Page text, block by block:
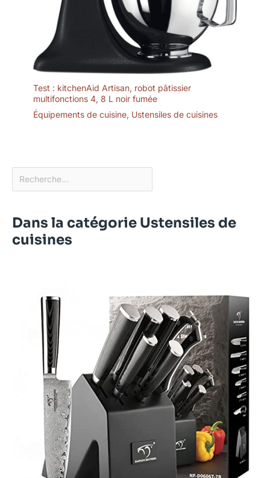
Test : kitchenAid Artisan, robot pâtissier
multifonctions 4, 8 L noir fumée
Équipements de cuisine, Ustensiles de cuisines
Dans la catégorie Ustensiles de
cuisines